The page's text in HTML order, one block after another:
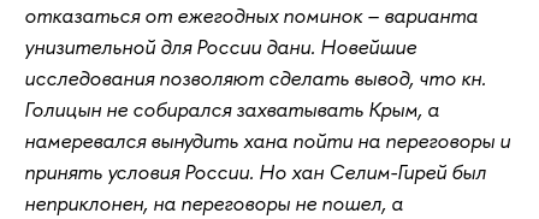
отказаться от ежегодных поминок – варианта
унизительной для России дани. Новейшие
исследования позволяют сделать вывод, что кн.
Голицын не собирался захватывать Крым, а
намеревался вынудить хана пойти на переговоры и
принять условия России. Но хан Селим-Гирей был
неприклонен, на переговоры не пошел, а